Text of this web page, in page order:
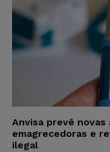
Anvisa prevê
emagrecedoras e
ilegal